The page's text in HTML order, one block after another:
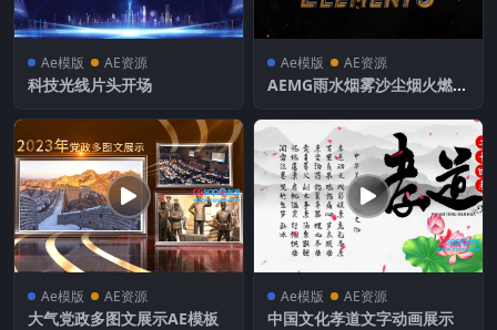
Ae模版 AE资源
科技光线片头开场
Ae模版 AE资源
AEMG雨水烟雾沙尘烟火燃烧
Ae模版 AE资源
大气党政多图文展示AE模板
Ae模版 AE资源
中国文化孝道文字动画展示